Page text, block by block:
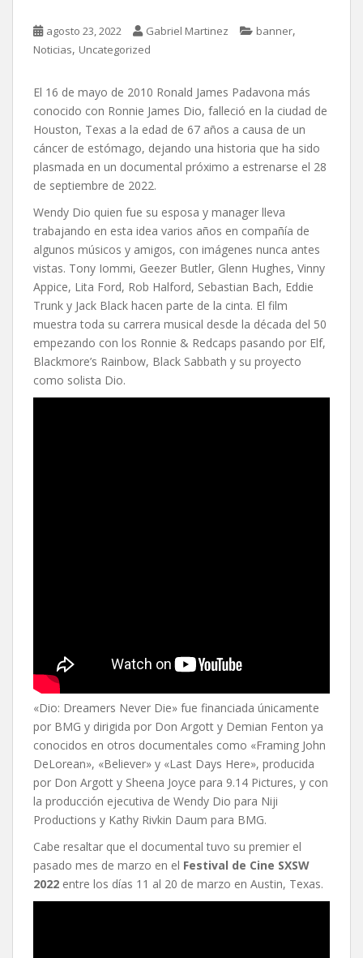
agosto 23, 2022 Gabriel Martinez banner,
Noticias, Uncategorized
El 16 de mayo de 2010 Ronald James Padavona más
conocido con Ronnie James Dio, falleció en la ciudad de
Houston, Texas a la edad de 67 años a causa de un
cáncer de estómago, dejando una historia que ha sido
plasmada en un documental próximo a estrenarse el 28
de septiembre de 2022.
Wendy Dio quien fue su esposa y manager lleva
trabajando en esta idea varios años en compañía de
algunos músicos y amigos, con imágenes nunca antes
vistas. Tony Iommi, Geezer Butler, Glenn Hughes, Vinny
Appice, Lita Ford, Rob Halford, Sebastian Bach, Eddie
Trunk y Jack Black hacen parte de la cinta. El film
muestra toda su carrera musical desde la década del 50
empezando con los Ronnie & Redcaps pasando por Elf,
Blackmore’s Rainbow, Black Sabbath y su proyecto
como solista Dio.
«Dio: Dreamers Never Die» fue financiada únicamente
por BMG y dirigida por Don Argott y Demian Fenton ya
conocidos en otros documentales como «Framing John
DeLorean», «Believer» y «Last Days Here», producida
por Don Argott y Sheena Joyce para 9.14 Pictures, y con
la producción ejecutiva de Wendy Dio para Niji
Productions y Kathy Rivkin Daum para BMG.
Cabe resaltar que el documental tuvo su premier el
pasado mes de marzo en el Festival de Cine SXSW
2022 entre los días 11 al 20 de marzo en Austin, Texas.